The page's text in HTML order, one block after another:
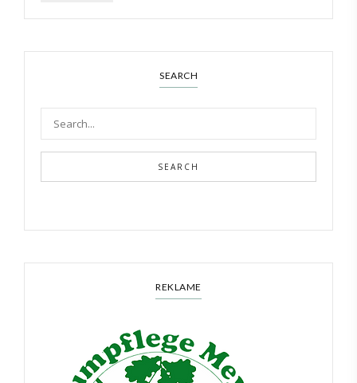
SEARCH
SEARCH
REKLAME